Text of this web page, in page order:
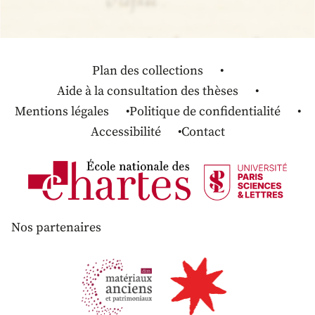
Plan des collections
Aide à la consultation des thèses
Mentions légales
Politique de confidentialité
Accessibilité
Contact
Nos partenaires